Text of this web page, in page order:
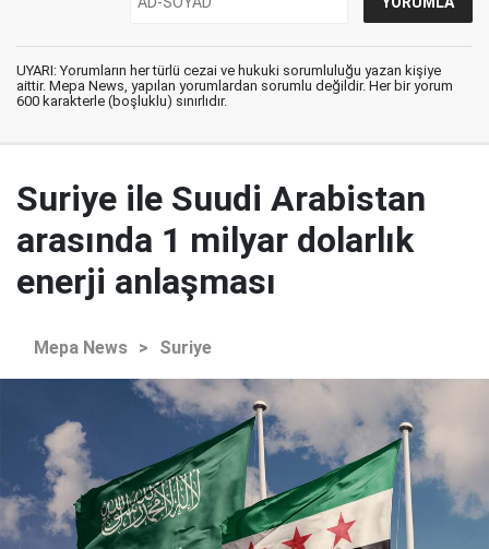
UYARI: Yorumların her türlü cezai ve hukuki sorumluluğu yazan kişiye
aittir. Mepa News, yapılan yorumlardan sorumlu değildir. Her bir yorum
600 karakterle (boşluklu) sınırlıdır.
Suriye ile Suudi Arabistan
arasında 1 milyar dolarlık
enerji anlaşması
Mepa News > Suriye